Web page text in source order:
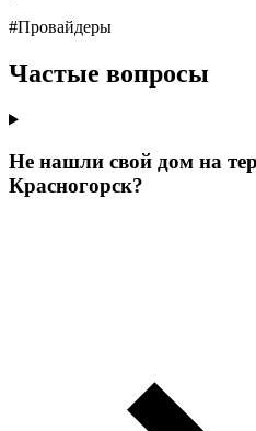
#Провайдеры
Частые вопросы
Не нашли свой дом на
Красногорск?